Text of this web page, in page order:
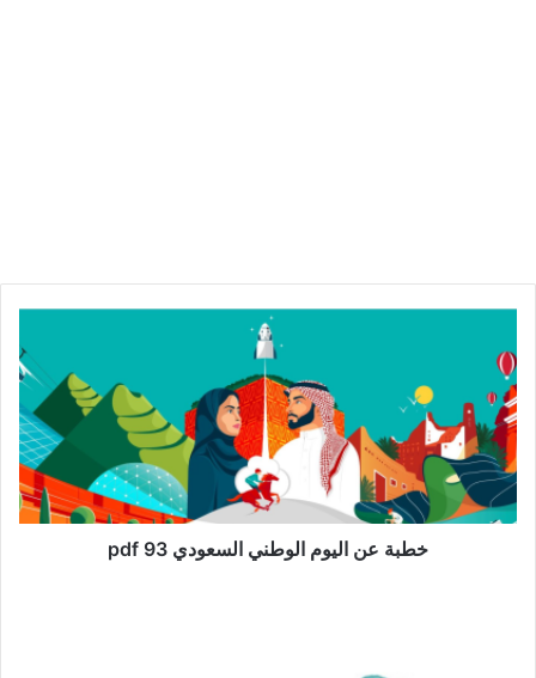
خطبة عن اليوم الوطني السعودي 93 pdf